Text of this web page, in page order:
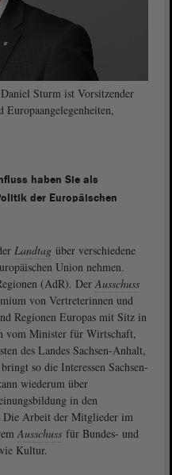
Sturm ist Vorsitzender
Europaangelegenheiten,
haben Sie als
der Europäischen
Landtag über verschiedene
Union nehmen.
(AdR). DerAusschuss
von Vertreterinnen und
Regionen Europas mit Sitz in
vom Minister für Wirtschaft,
des Landes Sachsen-Anhalt,
so die Interessen Sachsen-
wiederum über
in den
Die Arbeit der Mitglieder im
Ausschuss für Bundes- und
Kultur.